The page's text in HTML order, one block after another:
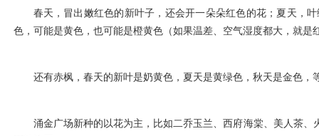
春天，冒出嫩红色的新叶子，还会开一朵朵红色的花；夏天，
色，可能是黄色，也可能是橙黄色（如果温差、空气湿度都大，就是
还有赤枫，春天的新叶是奶黄色，夏天是黄绿色，秋天是金色
涌金广场新种的以花为主，比如二乔玉兰、西府海棠、美人茶